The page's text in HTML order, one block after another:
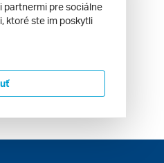
partnermi pre sociálne
ktoré ste im poskytli